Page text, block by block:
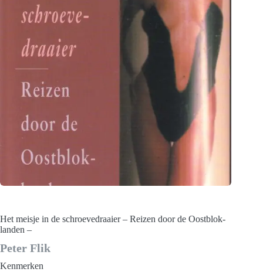
Het meisje in de schroevedraaier – Reizen door de Oostblok-
landen –
Peter Flik
Kenmerken